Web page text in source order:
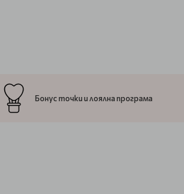
Бонус точки и лоялна програма